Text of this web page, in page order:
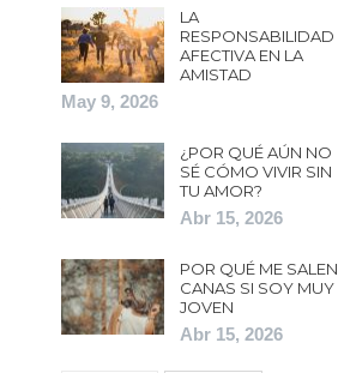
LA
RESPONSABILIDAD
AFECTIVA EN LA
AMISTAD
May 9, 2026
¿POR QUÉ AÚN NO
SÉ CÓMO VIVIR SIN
TU AMOR?
Abr 15, 2026
POR QUÉ ME SALEN
CANAS SI SOY MUY
JOVEN
Abr 15, 2026